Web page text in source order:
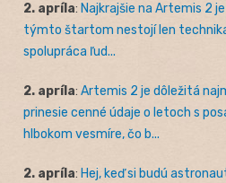
2. apríla: Najkrajšie na Artemis 2
týmto štartom nestojí len
spolupráca ľud...
2. apríla: Artemis 2 je dôležitá
prinesie cenné údaje o letoch s
hlbokom vesmíre, čo b...
2. apríla: Hej, keď si budú